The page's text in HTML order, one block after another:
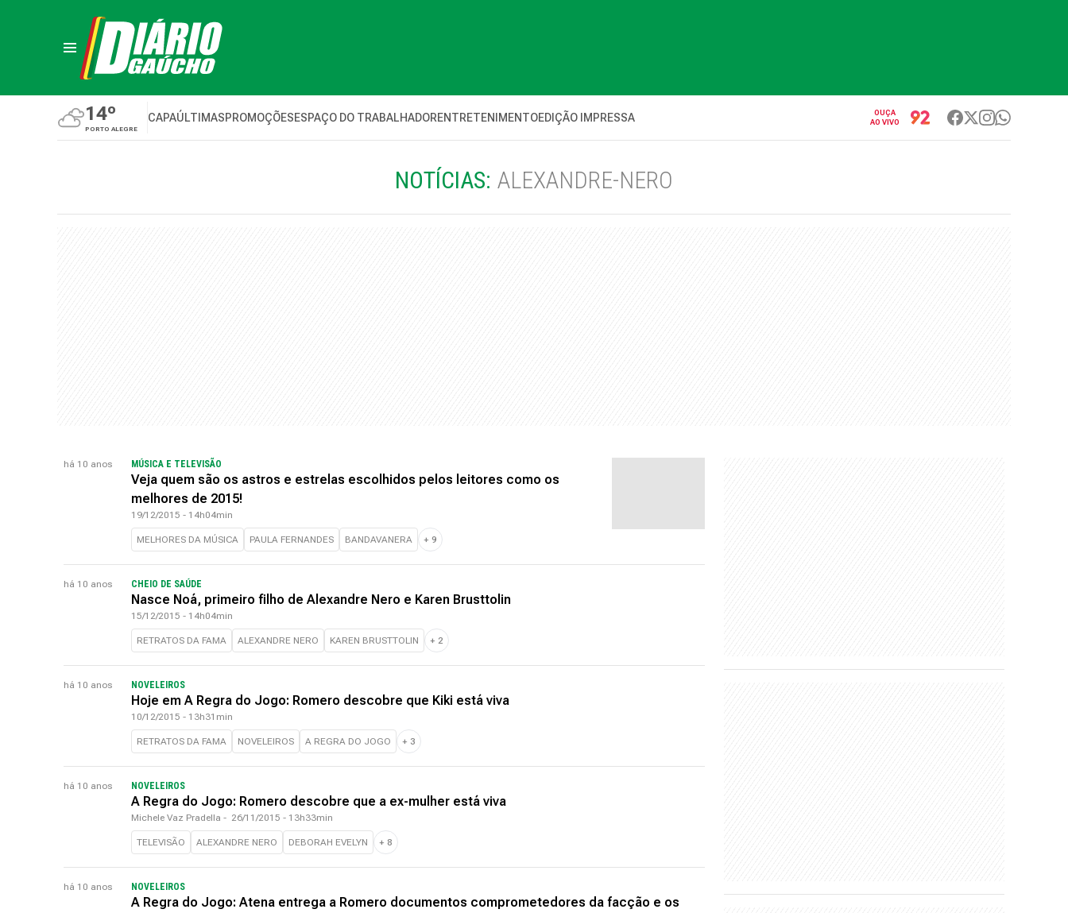
14º
PORTO ALEGRE
CAPAÚLTIMASPROMOÇÕESESPAÇO DO TRABALHADORENTRETENIMENTOEDIÇÃO IMPRESSA
OUÇA
AO VIVO
NOTÍCIAS: ALEXANDRE-NERO
há 10 anos MÚSICA E TELEVISÃO
Veja quem são os astros e estrelas escolhidos pelos leitores como os
melhores de 2015!
19/12/2015 - 14h04min
MELHORES DA MÚSICA PAULA FERNANDES BANDAVANERA + 9
há 10 anos CHEIO DE SAÚDE
Nasce Noá, primeiro filho de Alexandre Nero e Karen Brusttolin
15/12/2015 - 14h04min
RETRATOS DA FAMA ALEXANDRE NERO KAREN BRUSTTOLIN + 2
há 10 anos NOVELEIROS
Hoje em A Regra do Jogo: Romero descobre que Kiki está viva
10/12/2015 - 13h31min
RETRATOS DA FAMA NOVELEIROS A REGRA DO JOGO + 3
há 10 anos NOVELEIROS
A Regra do Jogo: Romero descobre que a ex-mulher está viva
Michele Vaz Pradella - 26/11/2015 - 13h33min
TELEVISÃO ALEXANDRE NERO DEBORAH EVELYN + 8
há 10 anos NOVELEIROS
A Regra do Jogo: Atena entrega a Romero documentos comprometedores da facção e os